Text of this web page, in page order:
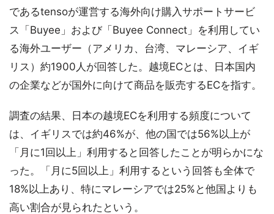
であるtensoが運営する海外向け購入サポートサービ
ス「Buyee」および「Buyee Connect」を利用してい
る海外ユーザー（アメリカ、台湾、マレーシア、イギ
リス）約1900人が回答した。越境ECとは、日本国内
の企業などが国外に向けて商品を販売するECを指す。
調査の結果、日本の越境ECを利用する頻度について
は、イギリスでは約46%が、他の国では56%以上が
「月に1回以上」利用すると回答したことが明らかにな
った。「月に5回以上」利用するという回答も全体で
18%以上あり、特にマレーシアでは25%と他国よりも
高い割合が見られたという。